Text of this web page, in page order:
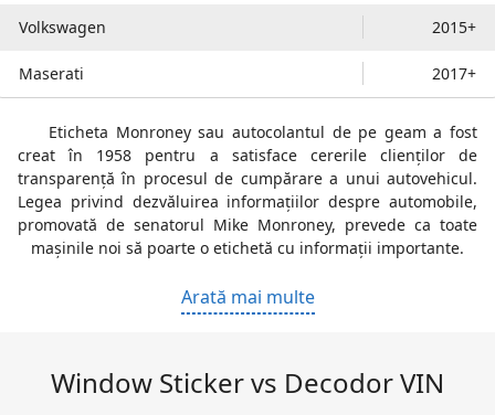
Volkswagen 2015+
Maserati 2017+
Eticheta Monroney sau autocolantul de pe geam a fost
creat în 1958 pentru a satisface cererile clienților de
transparență în procesul de cumpărare a unui autovehicul.
Legea privind dezvăluirea informațiilor despre automobile,
promovată de senatorul Mike Monroney, prevede ca toate
mașinile noi să poarte o etichetă cu informații importante.
Arată mai multe
Window Sticker vs Decodor VIN